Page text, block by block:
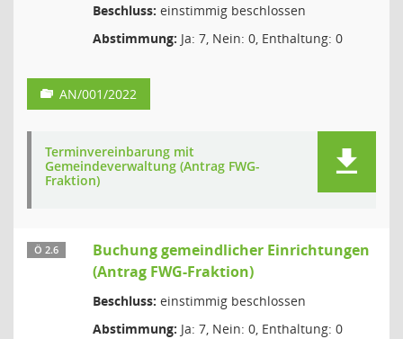
Beschluss: einstimmig beschlossen
Abstimmung: Ja: 7, Nein: 0, Enthaltung: 0
AN/001/2022
Terminvereinbarung mit
Gemeindeverwaltung (Antrag FWG-
Fraktion)
Ö 2.6
Buchung gemeindlicher Einrichtungen
(Antrag FWG-Fraktion)
Beschluss: einstimmig beschlossen
Abstimmung: Ja: 7, Nein: 0, Enthaltung: 0